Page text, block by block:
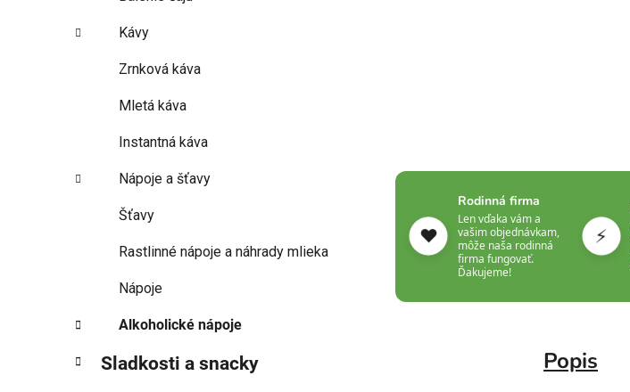
Kávy
Zrnková káva
Mletá káva
Instantná káva
Nápoje a šťavy
Šťavy
Rastlinné nápoje a náhrady mlieka
Nápoje
Alkoholické nápoje
Sladkosti a snacky
❤️
Rodinná firma
Len vďaka vám a
vašim objednávkam,
môže naša rodinná
firma fungovať.
Ďakujeme!
⚡
Popis